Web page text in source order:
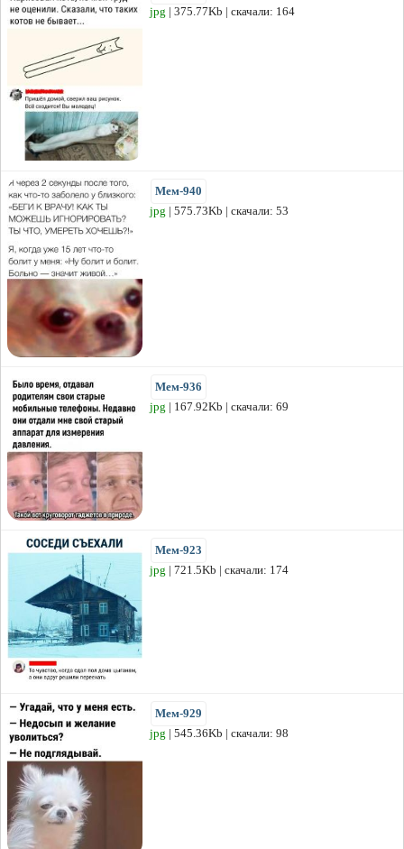
jpg | 375.77Kb | скачали: 164
Мем-940
jpg | 575.73Kb | скачали: 53
Мем-936
jpg | 167.92Kb | скачали: 69
Мем-923
jpg | 721.5Kb | скачали: 174
Мем-929
jpg | 545.36Kb | скачали: 98